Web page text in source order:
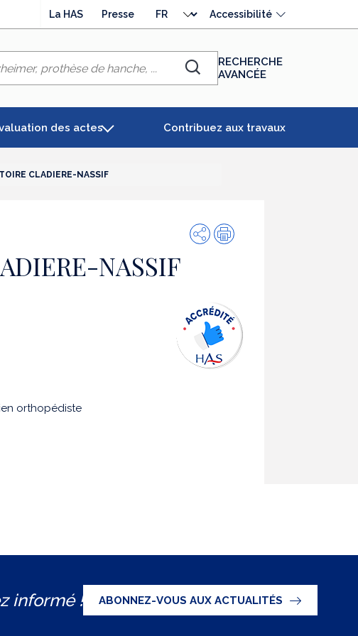
La HAS Presse
langue
Accessibilité
Chercher
RECHERCHE
AVANCÉE
des actes Contribuez aux travaux
CLADIERE-NASSIF
PartagerImpression
NASSIF
orthopédiste
informé ! ABONNEZ-VOUS AUX ACTUALITÉS